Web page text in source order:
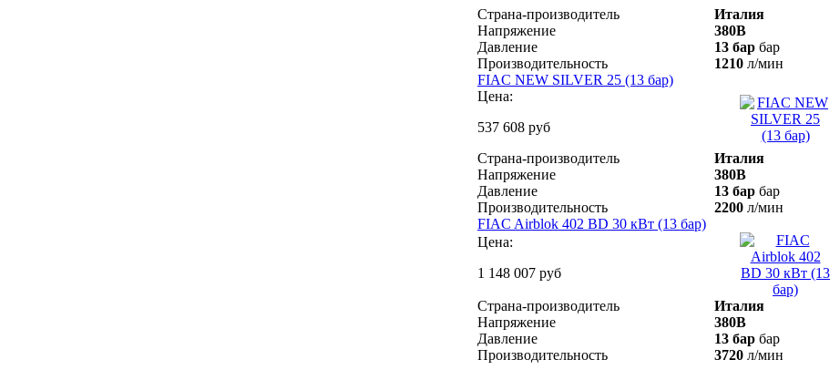
Страна-производитель
Италия
Напряжение
380В
Давление
13 бар бар
Производительность
1210 л/мин
FIAC NEW SILVER 25 (13 бар)
Цена:
537 608 руб
Страна-производитель
Италия
Напряжение
380В
Давление
13 бар бар
Производительность
2200 л/мин
FIAC Airblok 402 BD 30 кВт (13 бар)
Цена:
1 148 007 руб
Страна-производитель
Италия
Напряжение
380В
Давление
13 бар бар
Производительность
3720 л/мин